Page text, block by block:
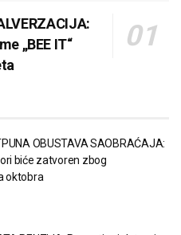
„BEE IT“
OBUSTAVA SAOBRAĆAJA:
biće zatvoren zbog
oktobra